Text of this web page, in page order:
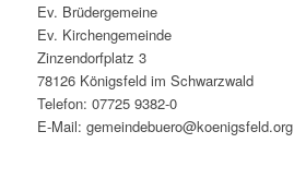
Ev. Brüdergemeine
Ev. Kirchengemeinde
Zinzendorfplatz 3
78126 Königsfeld im Schwarzwald
Telefon: 07725 9382-0
E-Mail: gemeindebuero@koenigsfeld.org